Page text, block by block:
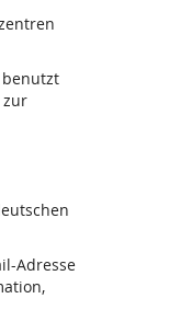
benutzt
zur
Adresse